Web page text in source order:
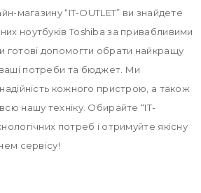
магазину “IT-OUTLET” ви знайдете
ноутбуків Toshiba за привабливими
готові допомогти обрати найкращу
потреби та бюджет. Ми
кожного пристрою, а також
нашу техніку. Обирайте “IT-
потреб і отримуйте якісну
сервісу!